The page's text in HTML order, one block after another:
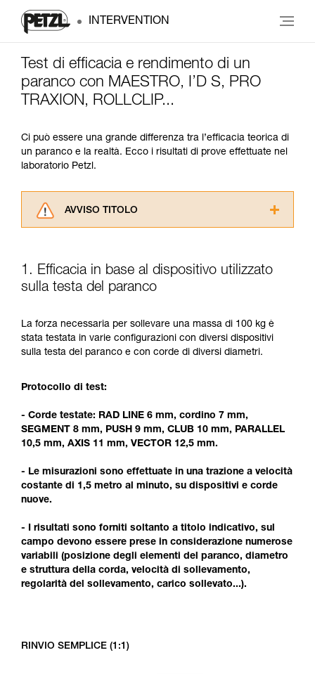
INTERVENTION
Test di efficacia e rendimento di un
paranco con MAESTRO, I’D S, PRO
TRAXION, ROLLCLIP...
Ci può essere una grande differenza tra l’efficacia teorica di
un paranco e la realtà. Ecco i risultati di prove effettuate nel
laboratorio Petzl.
AVVISO TITOLO
consultarlo. Dovete aver compreso le
informazioni dell’istruzione tecnica per poter
capire queste ulteriori informazioni.
formazione ed un addestramento specifico.
Verificate con un professionista la vostra
capacità di rifare la manovra, da soli, in piena
attività. Ne possono esistere altre che non
1. Efficacia in base al dispositivo utilizzato
sulla testa del paranco
La forza necessaria per sollevare una massa di 100 kg è
stata testata in varie configurazioni con diversi dispositivi
sulla testa del paranco e con corde di diversi diametri.
Protocollo di test:
- Corde testate: RAD LINE 6 mm, cordino 7 mm,
SEGMENT 8 mm, PUSH 9 mm, CLUB 10 mm, PARALLEL
10,5 mm, AXIS 11 mm, VECTOR 12,5 mm.
- Le misurazioni sono effettuate in una trazione a velocità
costante di 1,5 metro al minuto, su dispositivi e corde
nuove.
- I risultati sono forniti soltanto a titolo indicativo, sul
campo devono essere prese in considerazione numerose
variabili (posizione degli elementi del paranco, diametro
e struttura della corda, velocità di sollevamento,
regolarità del sollevamento, carico sollevato...).
RINVIO SEMPLICE (1:1)